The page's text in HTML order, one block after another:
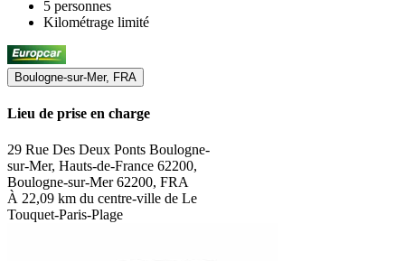
5 personnes
Kilométrage limité
Boulogne-sur-Mer, FRA
Lieu de prise en charge
29 Rue Des Deux Ponts Boulogne-
sur-Mer, Hauts-de-France 62200,
Boulogne-sur-Mer 62200, FRA
À 22,09 km du centre-ville de Le
Touquet-Paris-Plage